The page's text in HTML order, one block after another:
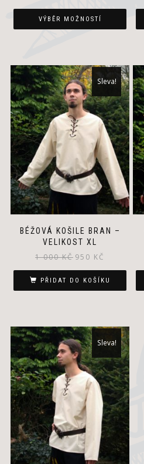
VÝBĚR MOŽNOSTÍ
BÉŽOVÁ KOŠILE BRAN –
VELIKOST XL
Sleva!
1 000KČ Původní
cena
byla:
1
950 KČ
cena
je:
950 Kč.
PŘIDAT DO KOŠÍKU
Sleva!